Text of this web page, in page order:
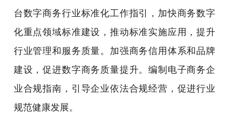
台数字商务行业标准化工作指引，加快商务数字
化重点领域标准建设，推动标准实施应用，提升
行业管理和服务质量。加强商务信用体系和品牌
建设，促进数字商务质量提升。编制电子商务企
业合规指南，引导企业依法合规经营，促进行业
规范健康发展。